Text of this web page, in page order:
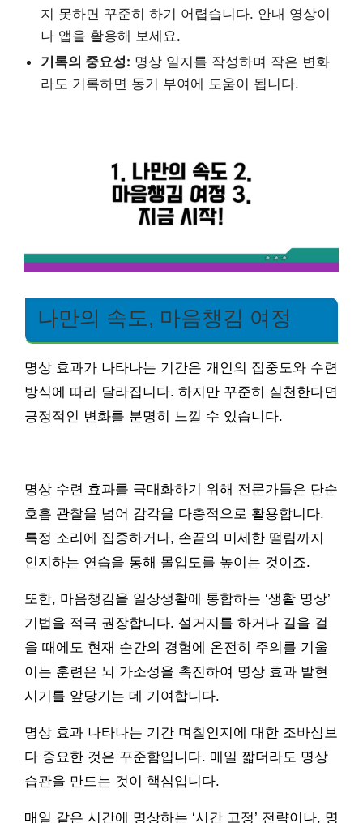
지 못하면 꾸준히 하기 어렵습니다. 안내 영상이
나 앱을 활용해 보세요.
기록의 중요성: 명상 일지를 작성하며 작은 변화
라도 기록하면 동기 부여에 도움이 됩니다.
나만의 속도, 마음챙김 여정
명상 효과가 나타나는 기간은 개인의 집중도와 수련
방식에 따라 달라집니다. 하지만 꾸준히 실천한다면
긍정적인 변화를 분명히 느낄 수 있습니다.
명상 수련 효과를 극대화하기 위해 전문가들은 단순
호흡 관찰을 넘어 감각을 다층적으로 활용합니다.
특정 소리에 집중하거나, 손끝의 미세한 떨림까지
인지하는 연습을 통해 몰입도를 높이는 것이죠.
또한, 마음챙김을 일상생활에 통합하는 ‘생활 명상’
기법을 적극 권장합니다. 설거지를 하거나 길을 걸
을 때에도 현재 순간의 경험에 온전히 주의를 기울
이는 훈련은 뇌 가소성을 촉진하여 명상 효과 발현
시기를 앞당기는 데 기여합니다.
명상 효과 나타나는 기간 며칠인지에 대한 조바심보
다 중요한 것은 꾸준함입니다. 매일 짧더라도 명상
습관을 만드는 것이 핵심입니다.
매일 같은 시간에 명상하는 ‘시간 고정’ 전략이나, 명